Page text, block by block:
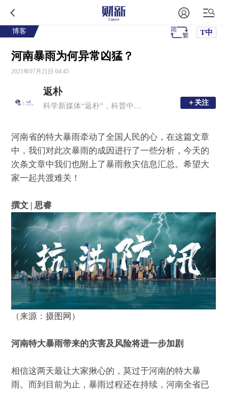
博客 T中
河南暴雨为何异常凶猛？
2021年07月21日 04:45
返朴
科学新媒体“返朴”，科普中国子品牌，倡导“溯源守拙，问学求新”。 ＋关注
＋关注
河南省的特大暴雨牵动了全国人民的心，在这篇文章
中，我们对此次暴雨的成因进行了一些分析，今天的
次条文章中我们也附上了暴雨救灾信息汇总。希望大
家一起共渡难关！
撰文 | 思睿
（来源：摄图网）
河南特大暴雨带来的灾害及风险将进一步加剧
相信这两天最让大家揪心的，莫过于河南的特大暴
雨。而到目前为止，暴雨过程还在持续，河南全省已